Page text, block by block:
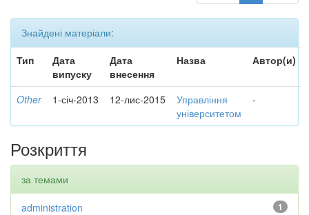
Знайдені матеріали:
Тип
Дата
випуску
Дата
внесення
Назва Автор(и)
Other 1-січ-2013 12-лис-2015
Управління
університетом
-
Розкриття
за темами
1
administration